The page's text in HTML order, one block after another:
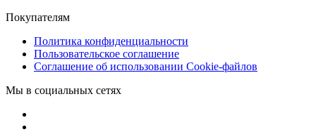
Покупателям
Политика конфиденциальности
Пользовательское соглашение
Соглашение об использовании Cookie-файлов
Мы в социальных сетях